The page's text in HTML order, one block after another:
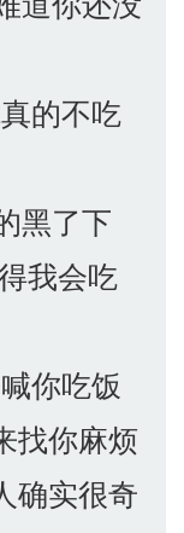
的不吃
黑了下
我会吃
你吃饭
找你麻烦
确实很奇